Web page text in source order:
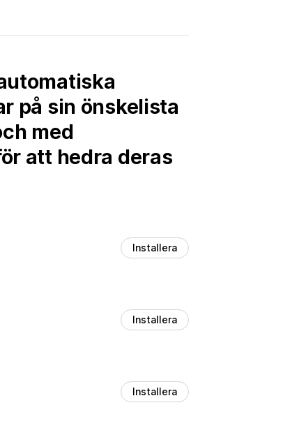
på sin önskelista
med
att hedra deras
Installera
Installera
Installera